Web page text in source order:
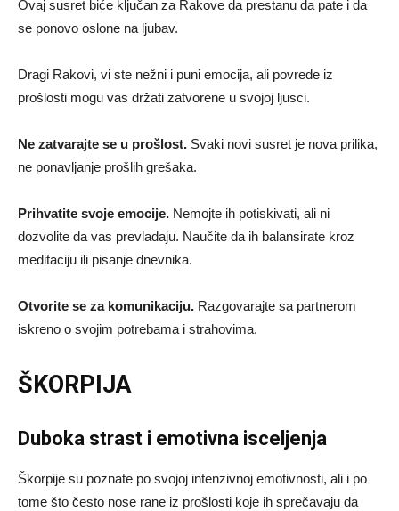
Ovaj susret biće ključan za Rakove da prestanu da pate i da
se ponovo oslone na ljubav.
Dragi Rakovi, vi ste nežni i puni emocija, ali povrede iz
prošlosti mogu vas držati zatvorene u svojoj ljusci.
Ne zatvarajte se u prošlost. Svaki novi susret je nova prilika,
ne ponavljanje prošlih grešaka.
Prihvatite svoje emocije. Nemojte ih potiskivati, ali ni
dozvolite da vas prevladaju. Naučite da ih balansirate kroz
meditaciju ili pisanje dnevnika.
Otvorite se za komunikaciju. Razgovarajte sa partnerom
iskreno o svojim potrebama i strahovima.
ŠKORPIJA
Duboka strast i emotivna isceljenja
Škorpije su poznate po svojoj intenzivnoj emotivnosti, ali i po
tome što često nose rane iz prošlosti koje ih sprečavaju da